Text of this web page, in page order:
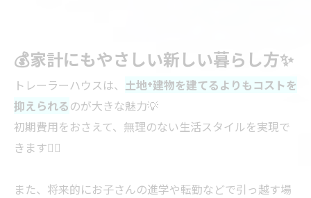
💰家計にもやさしい新しい暮らし方✨
トレーラーハウスは、 土地+建物を建てるよりもコストを
抑えられるのが大きな魅力💡
初期費用をおさえて、無理のない生活スタイルを実現で
きます🙆‍♀️
また、将来的にお子さんの進学や転勤などで引っ越す場